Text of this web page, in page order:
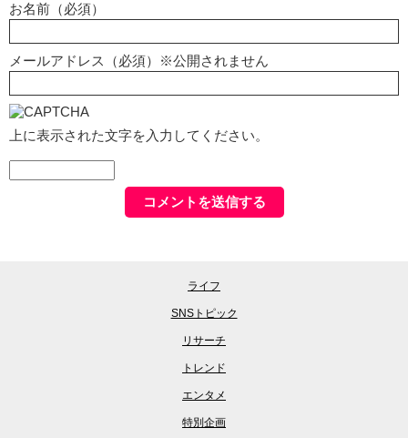
お名前（必須）
メールアドレス（必須）※公開されません
上に表示された文字を入力してください。
ライフ
SNSトピック
リサーチ
トレンド
エンタメ
特別企画